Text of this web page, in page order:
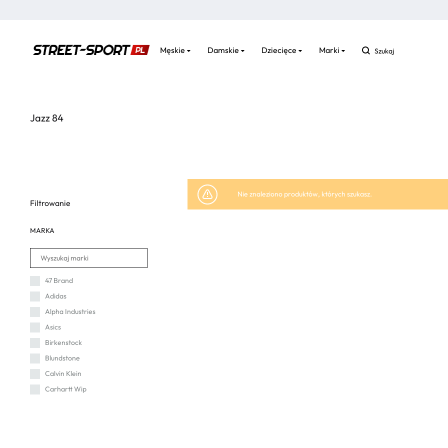
Męskie Damskie Dziecięce Marki Szukaj
Jazz 84
Nie znaleziono produktów, których szukasz.
Filtrowanie
MARKA
47 Brand
Adidas
Alpha Industries
Asics
Birkenstock
Blundstone
Calvin Klein
Carhartt Wip